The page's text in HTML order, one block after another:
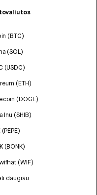
(BTC)
(SOL)
(USDC)
(ETH)
(DOGE)
Inu (SHIB)
(PEPE)
(BONK)
(WIF)
daugiau